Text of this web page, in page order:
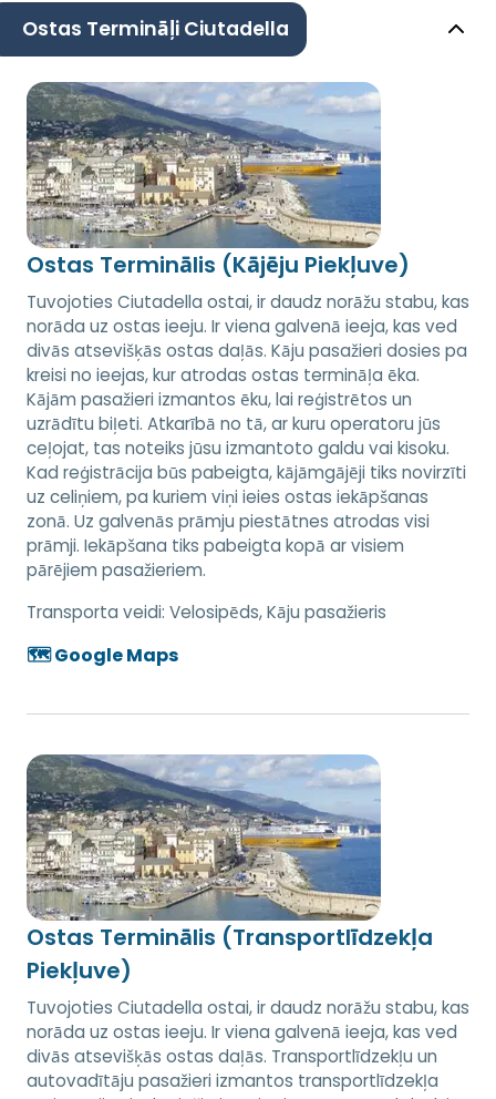
Ostas Termināļi Ciutadella
Ostas Terminālis (Kājēju Piekļuve)
Tuvojoties Ciutadella ostai, ir daudz norāžu stabu, kas
norāda uz ostas ieeju. Ir viena galvenā ieeja, kas ved
divās atsevišķās ostas daļās. Kāju pasažieri dosies pa
kreisi no ieejas, kur atrodas ostas termināļa ēka.
Kājām pasažieri izmantos ēku, lai reģistrētos un
uzrādītu biļeti. Atkarībā no tā, ar kuru operatoru jūs
ceļojat, tas noteiks jūsu izmantoto galdu vai kisoku.
Kad reģistrācija būs pabeigta, kājāmgājēji tiks novirzīti
uz celiņiem, pa kuriem viņi ieies ostas iekāpšanas
zonā. Uz galvenās prāmju piestātnes atrodas visi
prāmji. Iekāpšana tiks pabeigta kopā ar visiem
pārējiem pasažieriem.
Transporta veidi: Velosipēds, Kāju pasažieris
🗺️ Google Maps
Ostas Terminālis (Transportlīdzekļa
Piekļuve)
Tuvojoties Ciutadella ostai, ir daudz norāžu stabu, kas
norāda uz ostas ieeju. Ir viena galvenā ieeja, kas ved
divās atsevišķās ostas daļās. Transportlīdzekļu un
autovadītāju pasažieri izmantos transportlīdzekļa